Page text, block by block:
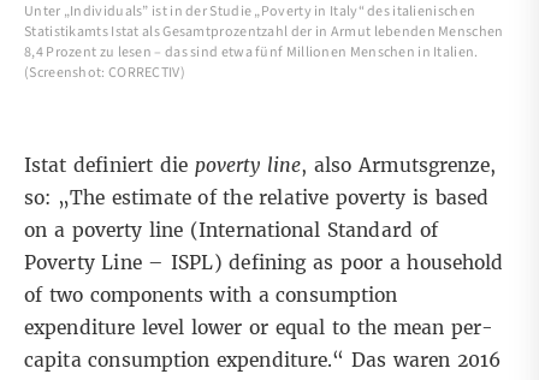
Unter „Individuals” ist in der Studie „Poverty in Italy“ des italienischen
Statistikamts Istat als Gesamtprozentzahl der in Armut lebenden Menschen
8,4 Prozent zu lesen – das sind etwa fünf Millionen Menschen in Italien.
(Screenshot: CORRECTIV)
Istat definiert die poverty line, also Armutsgrenze,
so: „The estimate of the relative poverty is based
on a poverty line (International Standard of
Poverty Line – ISPL) defining as poor a household
of two components with a consumption
expenditure level lower or equal to the mean per-
capita consumption expenditure.“ Das waren 2016